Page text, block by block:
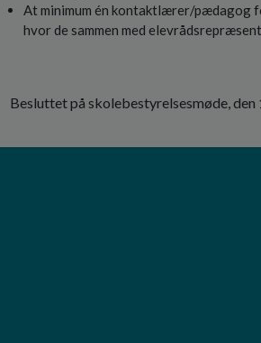
At minimum én kontaktlærer/pædagog
hvor de sammen med
Besluttet på skolebestyrelsesmøde, den